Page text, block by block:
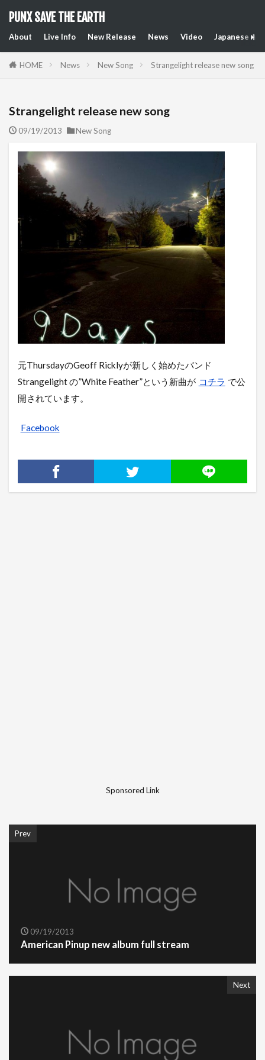
PUNX SAVE THE EARTH
About Live Info New Release News Video Japanese
HOME News New Song Strangelight release new song
Strangelight release new song
09/19/2013 New Song
元ThursdayのGeoff Ricklyが新しく始めたバンド
Strangelight の”White Feather”という新曲が コチラ で公
開されています。
Facebook
Sponsored Link
Prev
09/19/2013
American Pinup new album full stream
Next